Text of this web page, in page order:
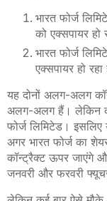
भारत फोर्ज
को एक्सपायर हो
भारत फोर्ज
एक्सपायर हो रहा
यह दोनों अलग-अलग
अलग-अलग हैं। लेकिन
फोर्ज लिमिटेड।
अगर भारत फोर्ज का
कॉन्ट्रैक्ट ऊपर जाएंगे
जनवरी और फरवरी